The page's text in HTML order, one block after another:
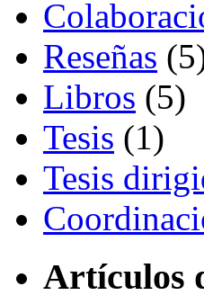
Reseñas
Libros (5)
Tesis (1)
Tesis
Artículos